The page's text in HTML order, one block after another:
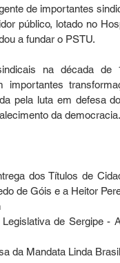
de importantes
público, lotado no
a fundar o PSTU.
na década
importantes
pela luta em defesa
da democracia.
dos Títulos de
de Góis e a Heitor
de Sergipe -
da Mandata Linda